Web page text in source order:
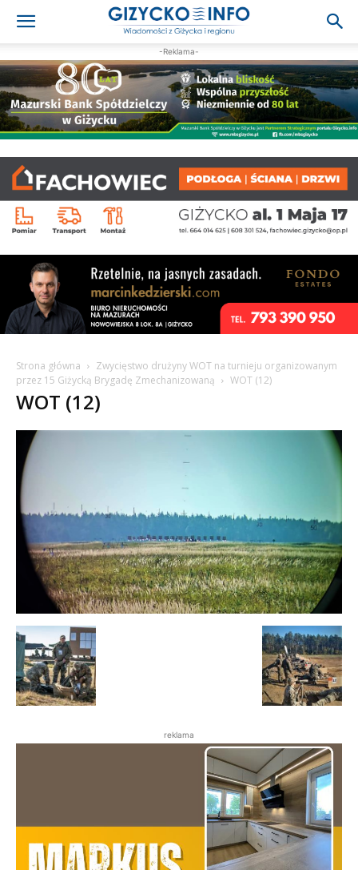
-Reklama-
Strona główna
Zwycięstwo drużyny WOT na turnieju organizowanym
przez 15 Giżycką Brygadę Zmechanizowaną
WOT (12)
WOT (12)
reklama